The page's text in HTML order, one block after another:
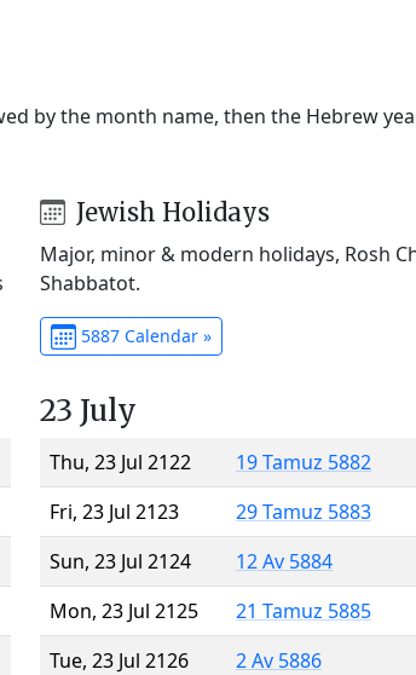
by the month name, then the Hebrew
Jewish Holidays
Major, minor & modern holidays, Rosh
Shabbatot.
5887 Calendar »
23 July
Thu, 23 Jul 2122
19 Tamuz 5882
Fri, 23 Jul 2123
29 Tamuz 5883
Sun, 23 Jul 2124
12 Av 5884
Mon, 23 Jul 2125
21 Tamuz 5885
Tue, 23 Jul 2126
2 Av 5886